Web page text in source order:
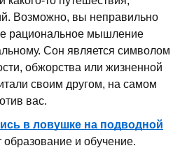
Возможно, вы неправильно
рациональное мышление
Сон является символом
обжорства или жизненной
своим другом, на самом
вас.
в ловушке на подводной
и обучение.